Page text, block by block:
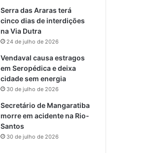
Serra das Araras terá
cinco dias de interdições
na Via Dutra
24 de julho de 2026
Vendaval causa estragos
em Seropédica e deixa
cidade sem energia
30 de julho de 2026
Secretário de Mangaratiba
morre em acidente na Rio-
Santos
30 de julho de 2026